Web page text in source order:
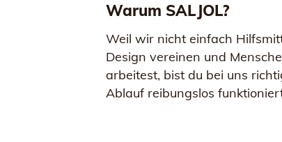
Warum SALJOL?
Weil wir nicht einfach
Design vereinen und
arbeitest, bist du bei uns
Ablauf reibungslos